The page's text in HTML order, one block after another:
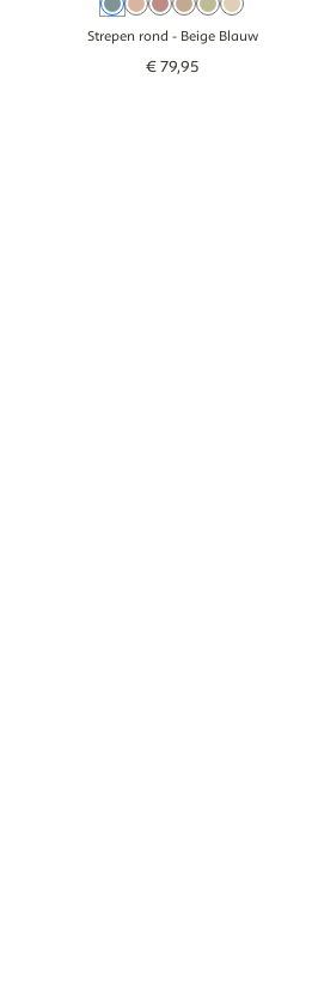
Beige Blauw
Oudroze
RozeBruinGroenBeige
Strepen rond - Beige Blauw
€79,95